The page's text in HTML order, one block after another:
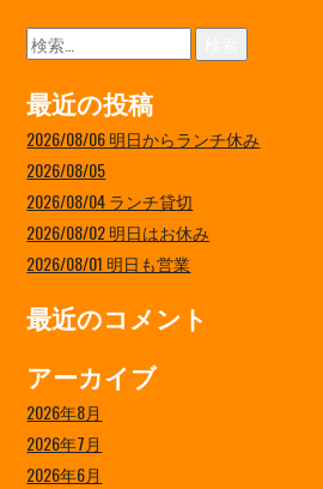
検
索:
最近の投稿
2026/08/06 明日からランチ休み
2026/08/05
2026/08/04 ランチ貸切
2026/08/02 明日はお休み
2026/08/01 明日も営業
最近のコメント
アーカイブ
2026年8月
2026年7月
2026年6月